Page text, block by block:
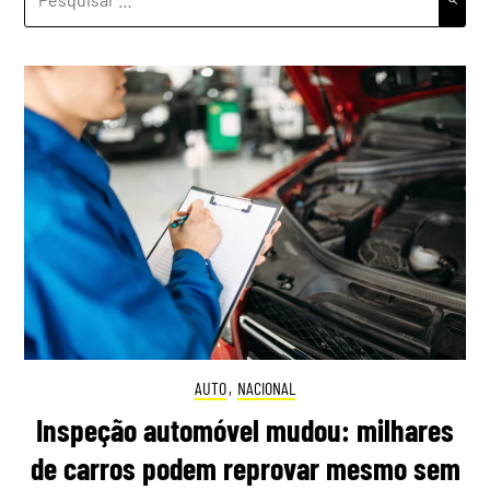
AUTO, NACIONAL
Inspeção automóvel mudou: milhares
de carros podem reprovar mesmo sem